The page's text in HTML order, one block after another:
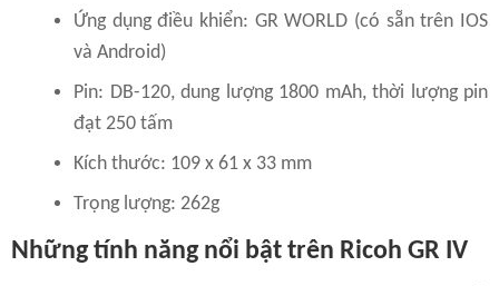
Ứng dụng điều khiển: GR WORLD (có sẵn trên IOS
và Android)
Pin: DB-120, dung lượng 1800 mAh, thời lượng pin
đạt 250 tấm
Kích thước: 109 x 61 x 33 mm
Trọng lượng: 262g
Những tính năng nổi bật trên Ricoh GR IV